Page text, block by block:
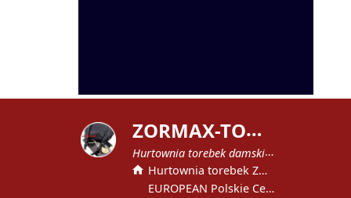
Z
ORMAX-TOREBKI
Hurtownia torebek damskich
Hurtownia torebek ZORMAX
EUROPEAN Polskie Centrum Handlowe